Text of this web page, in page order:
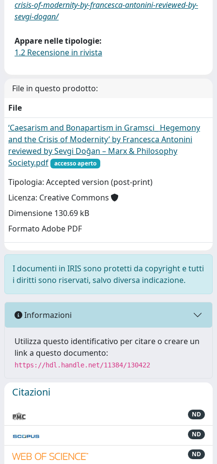
crisis-of-modernity-by-francesca-antonini-reviewed-by-
sevgi-dogan/
Appare nelle tipologie:
1.2 Recensione in rivista
File in questo prodotto:
File
‘Caesarism and Bonapartism in Gramsci_ Hegemony
and the Crisis of Modernity’ by Francesca Antonini
reviewed by Sevgi Doğan – Marx & Philosophy
Society.pdf
accesso aperto
Tipologia: Accepted version (post-print)
Licenza: Creative Commons
Dimensione 130.69 kB
Formato Adobe PDF
I documenti in IRIS sono protetti da copyright e tutti
i diritti sono riservati, salvo diversa indicazione.
Informazioni
Utilizza questo identificativo per citare o creare un
link a questo documento:
https://hdl.handle.net/11384/130422
Citazioni
ND
ND
ND